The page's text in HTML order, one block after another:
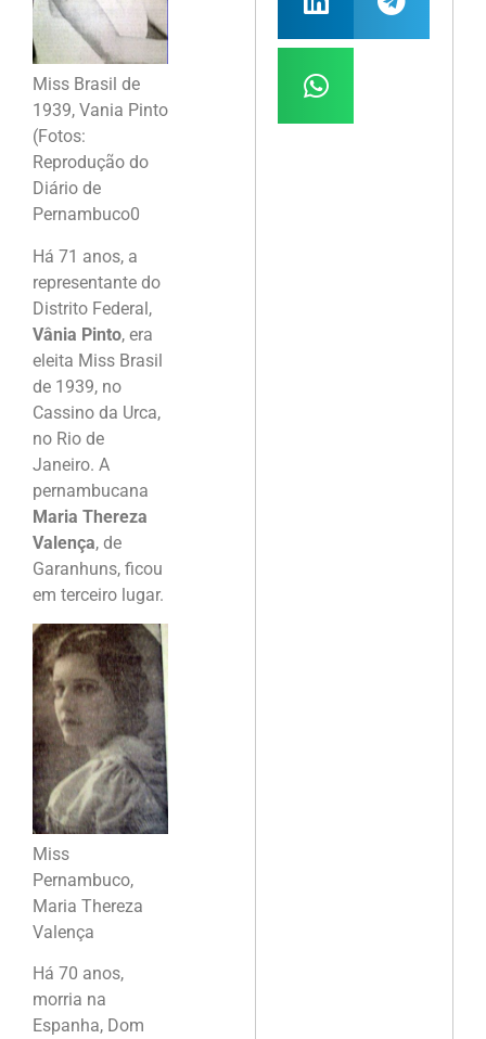
Miss Brasil de
1939, Vania Pinto
(Fotos:
Reprodução do
Diário de
Pernambuco0
Há 71 anos, a
representante do
Distrito Federal,
Vânia Pinto, era
eleita Miss Brasil
de 1939, no
Cassino da Urca,
no Rio de
Janeiro. A
pernambucana
Maria Thereza
Valença, de
Garanhuns, ficou
em terceiro lugar.
Miss
Pernambuco,
Maria Thereza
Valença
Há 70 anos,
morria na
Espanha, Dom